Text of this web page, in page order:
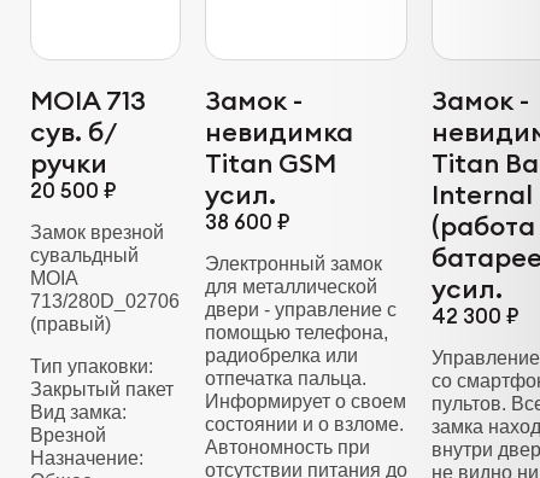
MOIA 713
сув. б/
ручки
20 500 ₽
Замок врезной
сувальдный
MOIA
713/280D_02706
(правый)
Тип упаковки:
Закрытый пакет
Вид замка:
Врезной
Назначение:
Замок -
невидимка
Titan GSM
усил.
38 600 ₽
Электронный замок
для металлической
двери - управление с
помощью телефона,
радиобрелка или
отпечатка пальца.
Информирует о своем
состоянии и о взломе.
Автономность при
отсутствии питания до
Замок -
Titan
Internal
(работа
усил.
42 300 ₽
со
пультов.
замка
внутри
не видно